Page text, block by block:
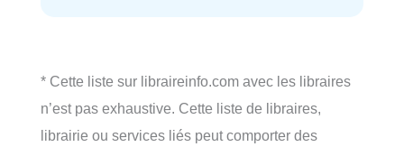
* Cette liste sur libraireinfo.com avec les libraires
n’est pas exhaustive. Cette liste de libraires,
librairie ou services liés peut comporter des